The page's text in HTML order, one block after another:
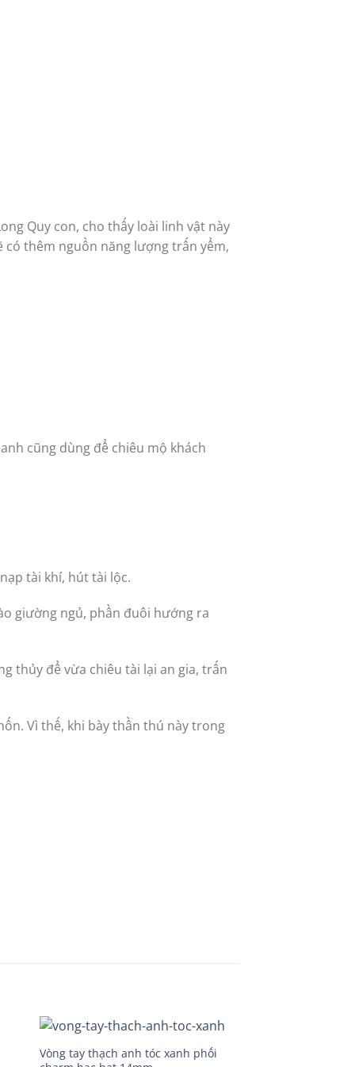
Quy con, cho thấy loài linh vật này
có thêm nguồn năng lượng trấn yểm,
cũng dùng để chiêu mộ khách
tài khí, hút tài lộc.
giường ngủ, phần đuôi hướng ra
thủy để vừa chiêu tài lại an gia, trấn
Vì thế, khi bày thần thú này trong
Vòng tay thạch anh tóc xanh phối